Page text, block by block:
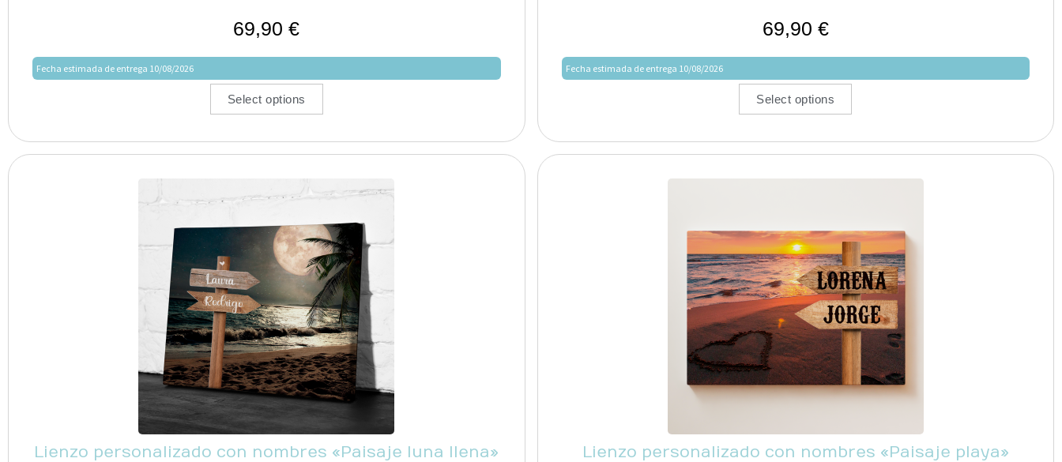
69,90€
Fecha estimada de entrega 10/08/2026
Select options
69,90 €
Fecha estimada de entrega 10/08/2026
Select options
Lienzo personalizado con nombres «Paisaje luna llena» Lienzo personalizado con nombres «Paisaje playa»